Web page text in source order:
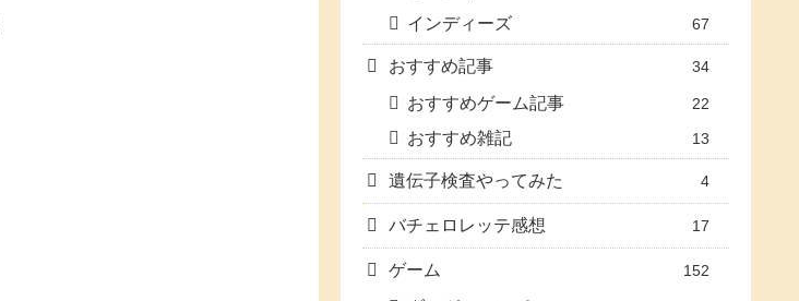
インディーズ 67
おすすめ記事 34
おすすめゲーム記事 22
おすすめ雑記 13
遺伝子検査やってみた 4
バチェロレッテ感想 17
ゲーム 152